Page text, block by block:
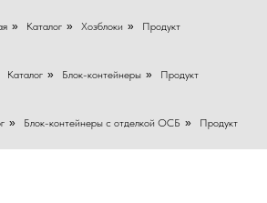
» Каталог » Хозблоки » Продукт
Каталог » Блок-контейнеры » Продукт
» Блок-контейнеры с отделкой ОСБ » Продукт